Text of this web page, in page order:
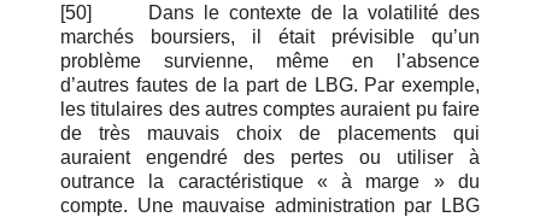
[50]
Dans le contexte de la volatilité des
marchés boursiers, il était prévisible qu’un
problème survienne, même en l’absence
d’autres fautes de la part de LBG. Par exemple,
les titulaires des autres comptes auraient pu faire
de très mauvais choix de placements qui
auraient engendré des pertes ou utiliser à
outrance la caractéristique « à marge » du
compte. Une mauvaise administration par LBG